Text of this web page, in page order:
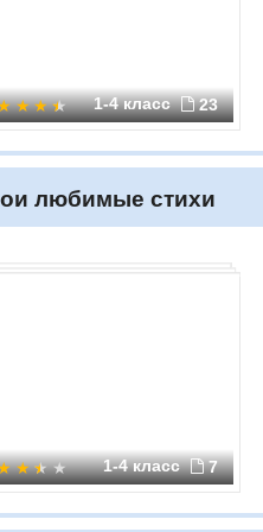
1-4 класс 23
любимые стихи
1-4 класс 7